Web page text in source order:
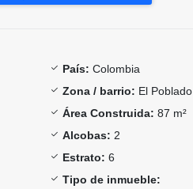
País: Colombia
Zona / barrio: El Poblado
Área Construida: 87 m²
Alcobas: 2
Estrato: 6
Tipo de inmueble: